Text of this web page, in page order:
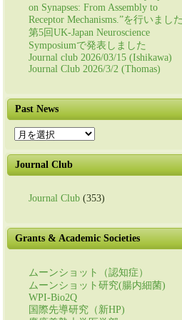
on Synapses: From Assembly to
Receptor Mechanisms.”を行いまし
第5回UK-Japan Neuroscience
Symposiumで発表しました
Journal club 2026/03/15 (Ishikawa)
Journal Club 2026/3/2 (Thomas)
Past News
Past
News
Journal Club
Journal Club (353)
Grants & Academic Societies
ムーンショット（認知症）
ムーンショット研究(腸内細菌)
WPI-Bio2Q
国際先導研究（新HP)